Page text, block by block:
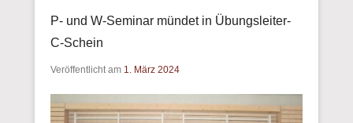
P- und W-Seminar mündet in Übungsleiter-
C-Schein
Veröffentlicht am 1. März 2024